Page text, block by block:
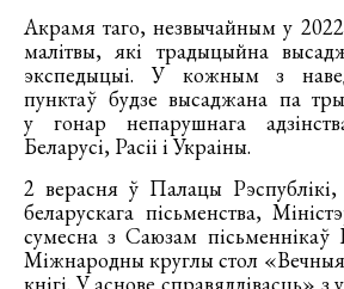
Акрамя таго, незвычайным у
малітвы, які традыцыйна
экспедыцыі. У кожным з
пунктаў будзе высаджана па
у гонар непарушнага
Беларусі, Расіі і Украіны.
2 верасня ў Палацы
беларускага пісьменства,
сумесна з Саюзам пісьменнікаў
Міжнародны круглы стол